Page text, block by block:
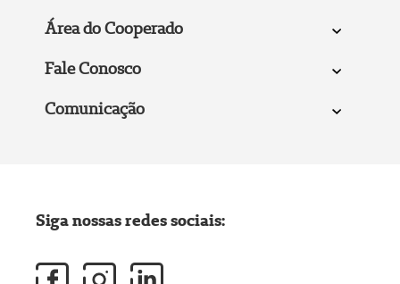
Área do Cooperado
Fale Conosco
Comunicação
Siga nossas redes sociais: